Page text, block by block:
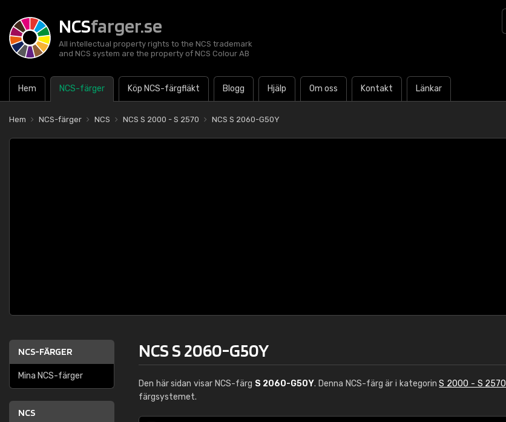
NCSfarger.se
All intellectual property rights to the NCS trademark
and NCS system are the property of NCS Colour AB
Hem NCS-färger Köp NCS-färgfläkt Blogg Hjälp Om oss Kontakt Länkar
Hem NCS-färger NCS NCS S 2000 - S 2570 NCS S 2060-G50Y
NCS-FÄRGER
Mina NCS-färger
NCS
NCS S 2060-G50Y
Den här sidan visar NCS-färg S 2060-G50Y. Denna NCS-färg är i kategorinS 2000 - S 2570
färgsystemet.